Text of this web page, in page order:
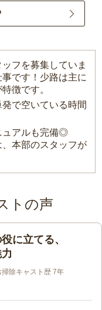
フを募集していま
です！少路は主に
徴です。
で空いている時間
ュアルも完備◎
本部のスタッフが
トの声
に立てる、
掃除キャスト歴 7年